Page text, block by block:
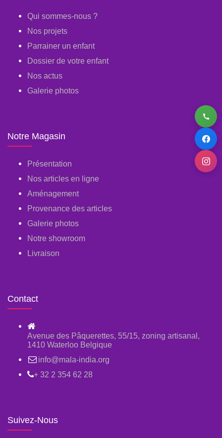
Qui sommes-nous ?
Nos projets
Parrainer un enfant
Dossier de votre enfant
Nos actus
Galerie photos
Notre Magasin
Présentation
Nos articles en ligne
Aménagement
Provenance des articles
Galerie photos
Notre showroom
Livraison
Contact
Avenue des Pâquerettes, 55/15, zoning artisanal,
1410 Waterloo Belgique
info@mala-india.org
+ 32 2 354 62 28
Suivez-Nous